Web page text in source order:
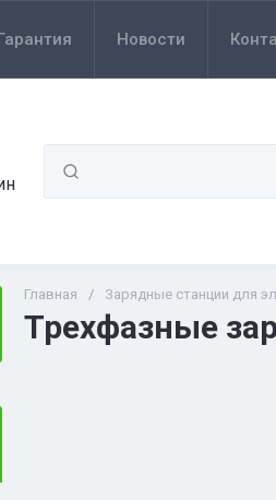
Новости
Главная / Зарядные станции для
Трехфазные